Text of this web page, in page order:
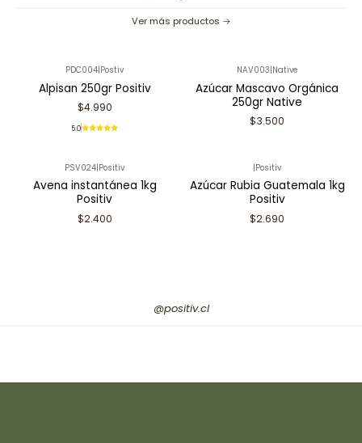
Ver más productos
PDC004|Postiv
Alpisan 250gr Positiv
$4.990
5.0
NAV003|Native
Azúcar Mascavo Orgánica
250gr Native
$3.500
PSV024|Positiv
Avena instantánea 1kg
Positiv
$2.400
|Positiv
Azúcar Rubia Guatemala 1kg
Positiv
$2.690
@positiv.cl